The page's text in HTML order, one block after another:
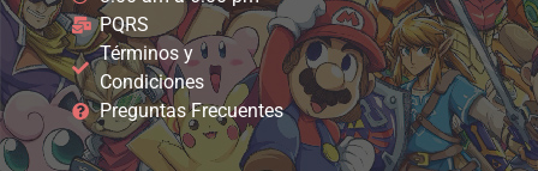
PQRS
Términos y
Condiciones
Preguntas Frecuentes